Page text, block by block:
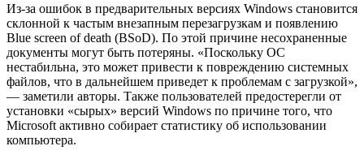
Из-за ошибок в предварительных версиях Windows становится
склонной к частым внезапным перезагрузкам и появлению
Blue screen of death (BSoD). По этой причине несохраненные
документы могут быть потеряны. «Поскольку ОС
нестабильна, это может привести к повреждению системных
файлов, что в дальнейшем приведет к проблемам с загрузкой»,
— заметили авторы. Также пользователей предостерегли от
установки «сырых» версий Windows по причине того, что
Microsoft активно собирает статистику об использовании
компьютера.